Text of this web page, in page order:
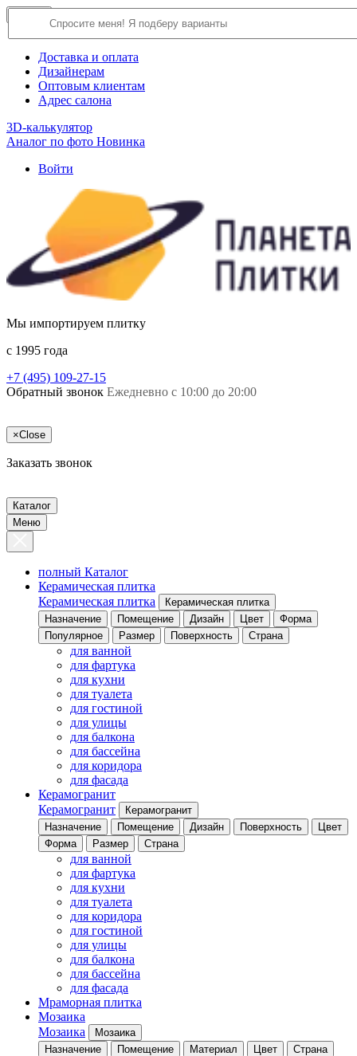
О компании
Доставка и оплата
Дизайнерам
Оптовым клиентам
Адрес салона
3D-калькулятор
Аналог по фото Новинка
Войти
Мы импортируем плитку
c 1995 года
+7 (495) 109-27-15
Обратный звонок Ежедневно с 10:00 до 20:00
×Close
Заказать звонок
Каталог
Меню
полный Каталог
Керамическая плитка
Керамическая плитка
Керамическая плитка
Назначение
Помещение Дизайн Цвет
Форма
Популярное
Размер Поверхность Страна
для ванной
для фартука
для кухни
для туалета
для гостиной
для улицы
для балкона
для бассейна
для коридора
для фасада
Керамогранит
Керамогранит
Керамогранит
Назначение
Помещение Дизайн Поверхность
Цвет
Форма
Размер Страна
для ванной
для фартука
для кухни
для туалета
для коридора
для гостиной
для улицы
для балкона
для бассейна
для фасада
Мраморная плитка
Мозаика
Мозаика
Мозаика
Назначение
Помещение Материал Цвет Страна